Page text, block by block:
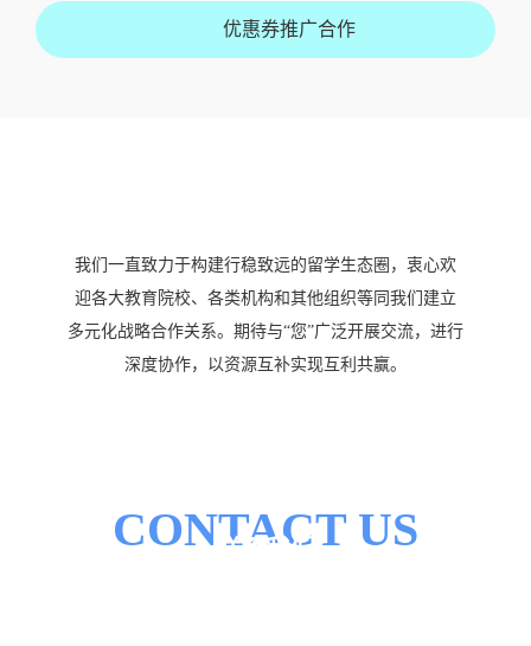
优惠券推广合作
我们一直致力于构建行稳致远的留学生态圈，衷心欢
迎各大教育院校、各类机构和其他组织等同我们建立
多元化战略合作关系。期待与“您”广泛开展交流，进行
深度协作，以资源互补实现互利共赢。
CONTACT US
联系我们